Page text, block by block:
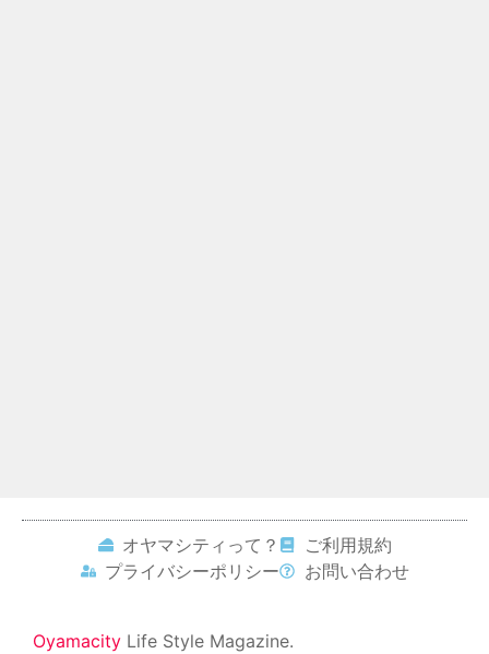
オヤマシティって？
ご利用規約
プライバシーポリシー
お問い合わせ
Oyamacity Life Style Magazine.